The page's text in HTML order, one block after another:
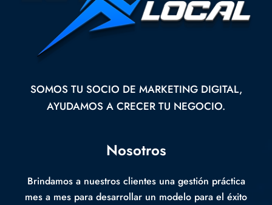
SOMOS TU SOCIO DE MARKETING DIGITAL,
AYUDAMOS A CRECER TU NEGOCIO.
Nosotros
Brindamos a nuestros clientes una gestión práctica
mes a mes para desarrollar un modelo para el éxito